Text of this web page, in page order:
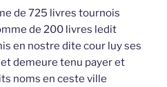
de 725 livres tournois
de 200 livres ledit
en nostre dite cour luy ses
demeure tenu payer et
noms en ceste ville